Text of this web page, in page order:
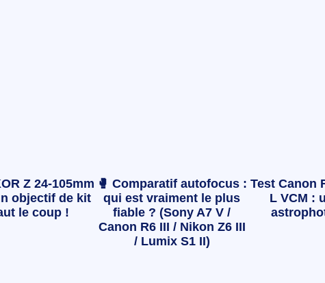
Z 24-105mm
objectif de kit
le coup !
🥊 Comparatif autofocus :
qui est vraiment le plus
fiable ? (Sony A7 V /
Canon R6 III / Nikon Z6 III
/ Lumix S1 II)
Test Canon
L VCM :